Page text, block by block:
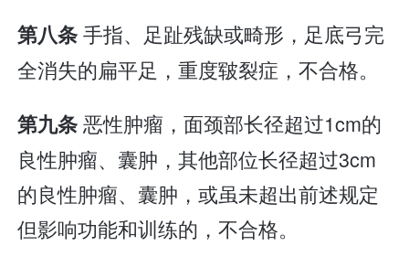
第八条手指、足趾残缺或畸形，足底弓完
全消失的扁平足，重度皲裂症，不合格。
第九条恶性肿瘤，面颈部长径超过1cm的
良性肿瘤、囊肿，其他部位长径超过3cm
的良性肿瘤、囊肿，或虽未超出前述规定
但影响功能和训练的，不合格。